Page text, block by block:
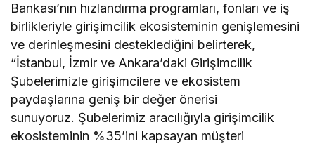
Bankası’nın hızlandırma programları, fonları ve iş
birlikleriyle girişimcilik ekosisteminin genişlemesini
ve derinleşmesini desteklediğini belirterek,
“İstanbul, İzmir ve Ankara’daki Girişimcilik
Şubelerimizle girişimcilere ve ekosistem
paydaşlarına geniş bir değer önerisi
sunuyoruz. Şubelerimiz aracılığıyla girişimcilik
ekosisteminin %35’ini kapsayan müşteri